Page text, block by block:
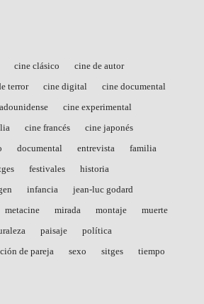
cine clásico
cine de autor
terror cine digital
cine documental
cine experimental
cine francés
cine japonés
documental entrevista
familia
festivales
historia
infancia
jean-luc godard
metacine mirada montaje
muerte
paisaje
política
de pareja sexo sitges
tiempo